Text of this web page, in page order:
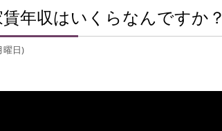
年収はいくらなんですか？
曜日)